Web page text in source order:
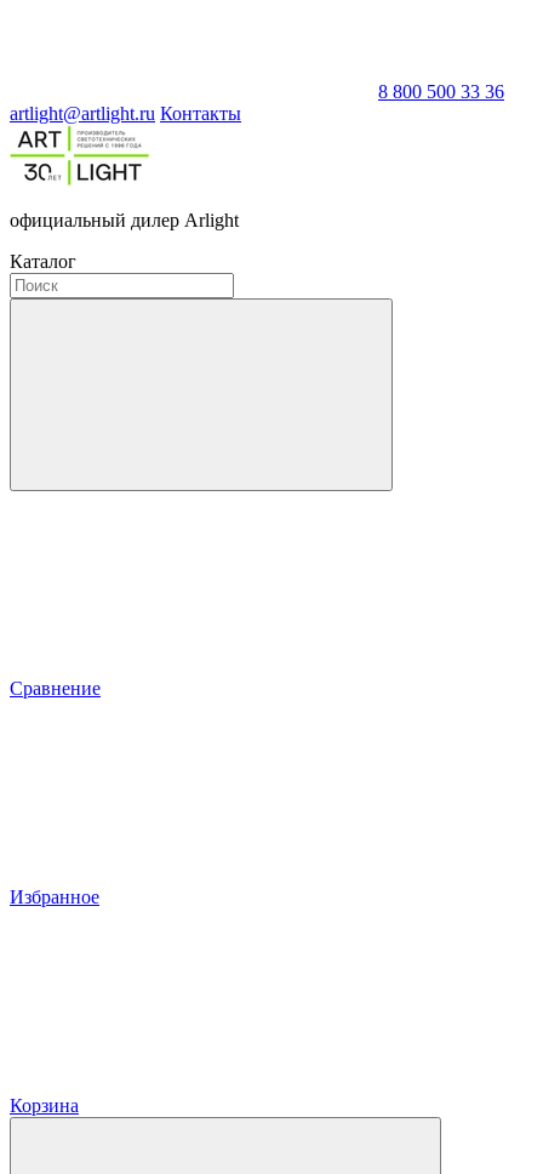
8 800 500 33 36
artlight@artlight.ru Контакты
официальный дилер Arlight
Каталог
Сравнение
Избранное
Корзина